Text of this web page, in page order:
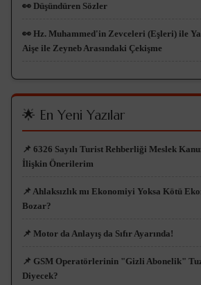
👀 Düşündüren Sözler
👀 Hz. Muhammed'in Zevceleri (Eşleri) ile
Aişe ile Zeyneb Arasındaki Çekişme
🌟 En Yeni Yazılar
📌 6326 Sayılı Turist Rehberliği Meslek
İlişkin Önerilerim
📌 Ahlaksızlık mı Ekonomiyi Yoksa Kötü
Bozar?
📌 Motor da Anlayış da Sıfır Ayarında!
📌 GSM Operatörlerinin "Gizli Abonelik"
Diyecek?